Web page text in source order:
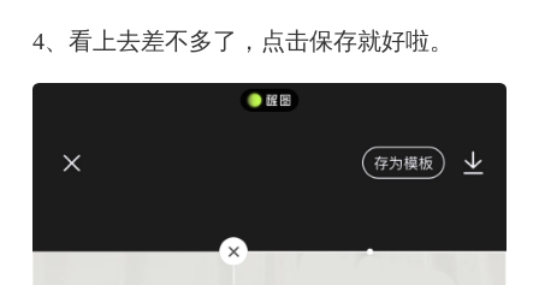
4、看上去差不多了，点击保存就好啦。